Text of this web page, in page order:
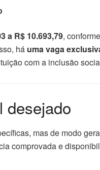
a R$ 10.693,79,
há uma vaga
com a inclusão
desejado
mas de modo
comprovada e